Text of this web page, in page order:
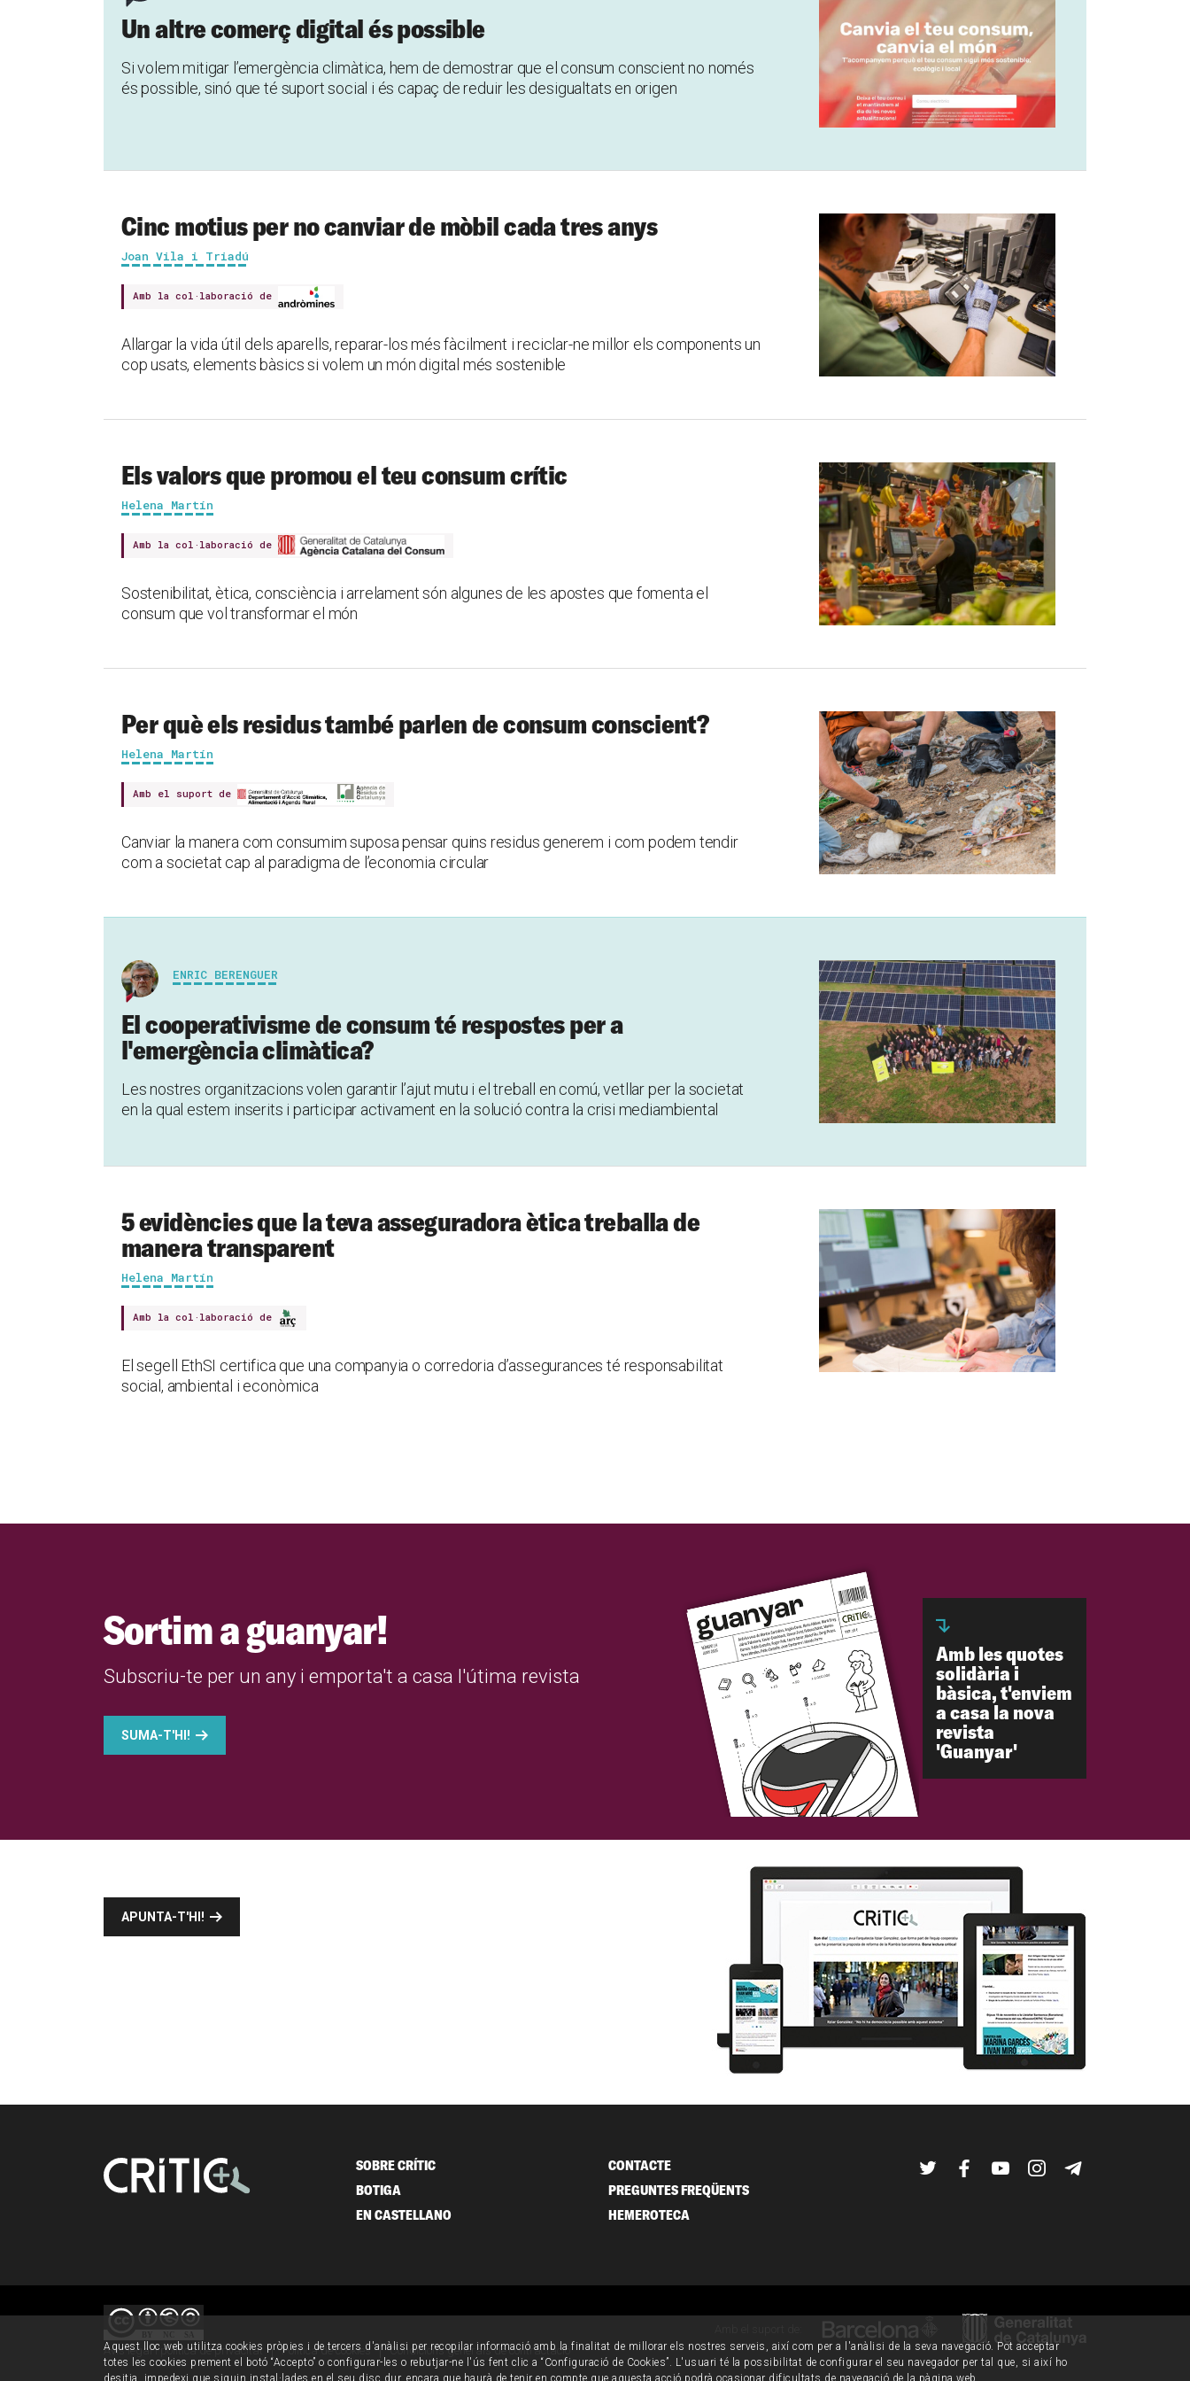
Un altre comerç digital és possible
Si volem mitigar l’emergència climàtica, hem de demostrar que el consum conscient no només
és possible, sinó que té suport social i és capaç de reduir les desigualtats en origen
Cinc motius per no canviar de mòbil cada tres anys
Joan Vila i Triadú
Amb la col·laboració de
Allargar la vida útil dels aparells, reparar-los més fàcilment i reciclar-ne millor els components un
cop usats, elements bàsics si volem un món digital més sostenible
Els valors que promou el teu consum crític
Helena Martín
Amb la col·laboració de
Sostenibilitat, ètica, consciència i arrelament són algunes de les apostes que fomenta el
consum que vol transformar el món
Per què els residus també parlen de consum conscient?
Helena Martín
Amb el suport de
Canviar la manera com consumim suposa pensar quins residus generem i com podem tendir
com a societat cap al paradigma de l’economia circular
ENRIC BERENGUER
El cooperativisme de consum té respostes per a
l'emergència climàtica?
Les nostres organitzacions volen garantir l’ajut mutu i el treball en comú, vetllar per la societat
en la qual estem inserits i participar activament en la solució contra la crisi mediambiental
5 evidències que la teva asseguradora ètica treballa de
manera transparent
Helena Martín
Amb la col·laboració de
El segell EthSI certifica que una companyia o corredoria d’assegurances té responsabilitat
social, ambiental i econòmica
Sortim a guanyar!
Subscriu-te per un any i emporta't a casa l'útima revista
SUMA-T'HI!
Amb les quotes
solidària i
bàsica, t'enviem
a casa la nova
revista
'Guanyar'
APUNTA-T'HI!
SOBRE CRÍTIC
BOTIGA
EN CASTELLANO
CONTACTE
PREGUNTES FREQÜENTS
HEMEROTECA
TwitterFacebook
YouTubeInstagram
Avís legal i política de privacitat Política de cookies Condicions generals de contractació
Aquest lloc web utilitza cookies pròpies i de tercers d'anàlisi per recopilar informació amb la finalitat de millorar els nostres serveis, així com per a l'anàlisi de la seva navegació. Pot acceptar
totes les cookies prement el botó “Accepto” o configurar-les o rebutjar-ne l'ús fent clic a “Configuració de Cookies”. L'usuari té la possibilitat de configurar el seu navegador per tal que, si així ho
desitja, impedexi que siguin instal·lades en el seu disc dur, encara que haurà de tenir en compte que aquesta acció podrà ocasionar dificultats de navegació de la pàgina web.